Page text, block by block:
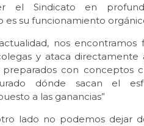
el Sindicato en
su funcionamiento
nos
y ataca directamente
con conceptos
dónde sacan el
a las ganancias”
lado no podemos dejar